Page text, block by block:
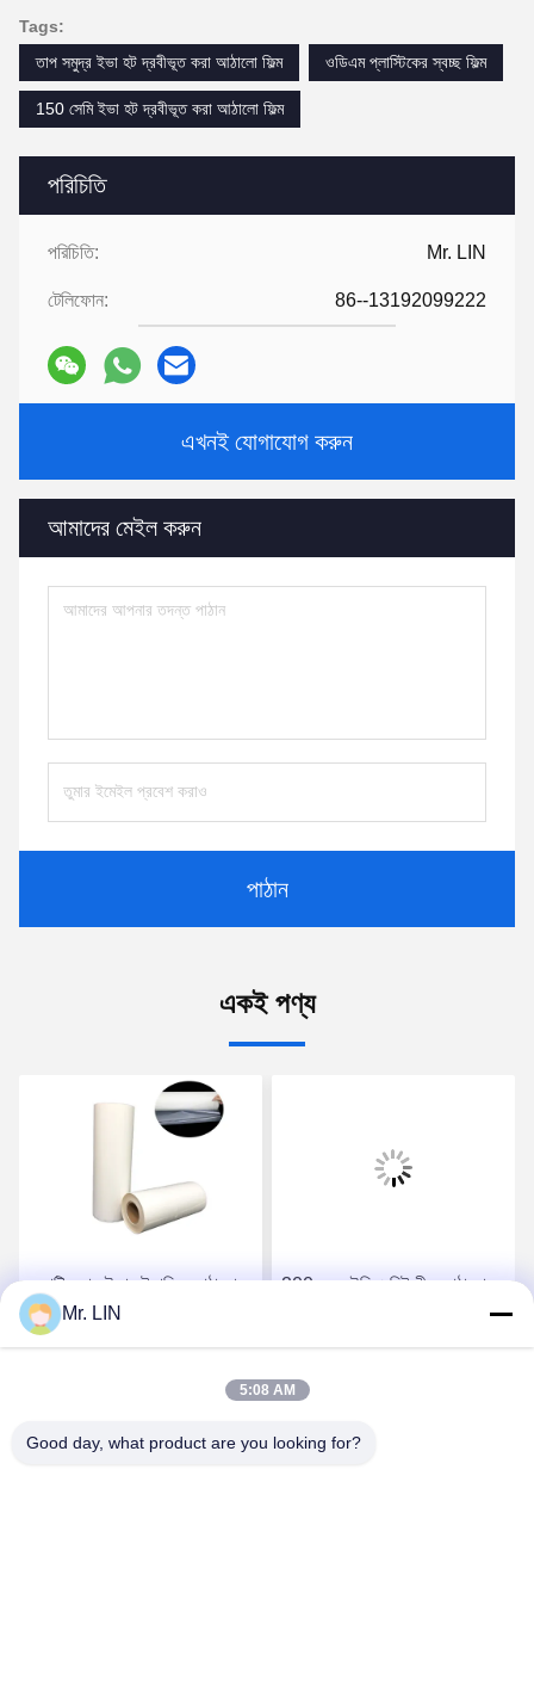
পরিচিতি
পরিচিতি: Mr. LIN
টেলিফোন: 86--13192099222
এখনই যোগাযোগ করুন
আমাদের মেইল ​​করুন
পাঠান
Tags:
তাপ সমুদ্র ইভা হট দ্রবীভূত করা আঠালো ফিল্ম
ওডিএম প্লাস্টিকের স্বচ্ছ ফিল্ম
150 সেমি ইভা হট দ্রবীভূত করা আঠালো ফিল্ম
একই পণ্য
অ্যান্টি স্ক্র্যাচ ইভা হট গলিত আঠালো
ফিল্ম রোল রাব প্রতিরোধের OEM
OEM
200grm ইভিএ হিট সীল আঠালো
ফিল্ম, ট্রান্সমিট্যান্স এনকেপসুলেটিং হট
Mr. LIN
5:08 AM
Good day, what product are you looking for?